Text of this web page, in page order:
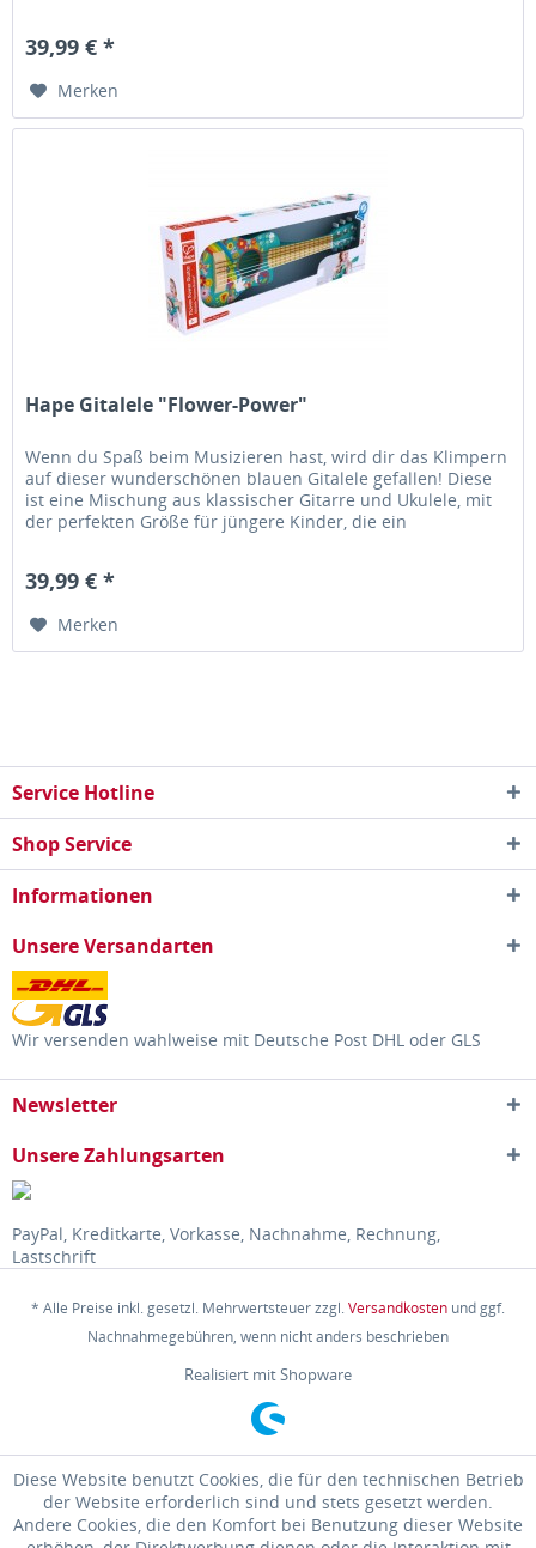
39,99 € *
Merken
Hape Gitalele "Flower-Power"
Wenn du Spaß beim Musizieren hast, wird dir das Klimpern
auf dieser wunderschönen blauen Gitalele gefallen! Diese
ist eine Mischung aus klassischer Gitarre und Ukulele, mit
der perfekten Größe für jüngere Kinder, die ein
39,99 € *
Merken
Service Hotline
Shop Service
Informationen
Unsere Versandarten
Wir versenden wahlweise mit Deutsche Post DHL oder GLS
Newsletter
Unsere Zahlungsarten
PayPal, Kreditkarte, Vorkasse, Nachnahme, Rechnung,
Lastschrift
* Alle Preise inkl. gesetzl. Mehrwertsteuer zzgl.Versandkosten und ggf.
Nachnahmegebühren, wenn nicht anders beschrieben
Realisiert mit Shopware
Diese Website benutzt Cookies, die für den technischen Betrieb
der Website erforderlich sind und stets gesetzt werden.
Andere Cookies, die den Komfort bei Benutzung dieser Website